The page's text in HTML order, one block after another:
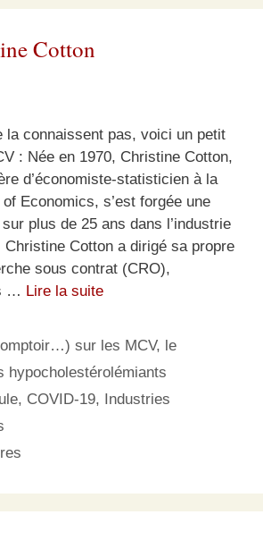
Cotton
la connaissent pas, voici un petit
: Née en 1970, Christine Cotton,
d’économiste-statisticien à la
Economics, s’est forgée une
plus de 25 ans dans l’industrie
Christine Cotton a dirigé sa propre
sous contrat (CRO),
… Lire la suite
sur les MCV, le
hypocholestérolémiants
, COVID-19, Industries